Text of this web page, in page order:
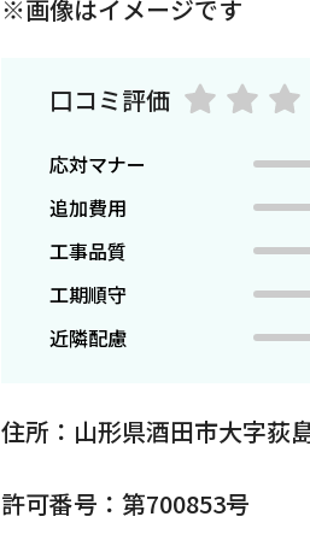
※画像はイメージです
口コミ評価
応対マナー
追加費用
工事品質
工期順守
近隣配慮
住所：山形県酒田市大字荻
許可番号：第700853号